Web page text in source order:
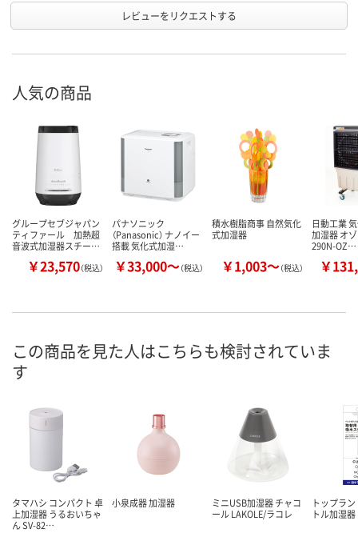
レビューをリクエストする
人気の商品
グループセブジャパン
ティファール 加熱超
音波式加湿器スチー…
￥23,570（税込）
パナソニック
（Panasonic） ナノイー
搭載 気化式加湿…
￥33,000～（税込）
積水樹脂商事 自然気化
式加湿器
￥1,003～（税込）
日動工業
加湿器 オ
290N-OZ…
￥
この商品を見た人はこちらも検討されていま
す
タマハシ コンパクト 卓
上加湿器 うるおいちゃ
ん SV-82…
小泉成器 加湿器
ミニUSB加湿器 チャコ
ール LAKOLE/ラコレ
トップラ
トル加湿